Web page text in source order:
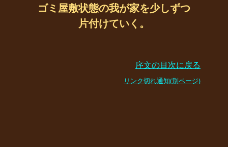
ゴミ屋敷状態の我が家を少しずつ
片付けていく。
序文の目次に戻る
リンク切れ通知(別ページ)